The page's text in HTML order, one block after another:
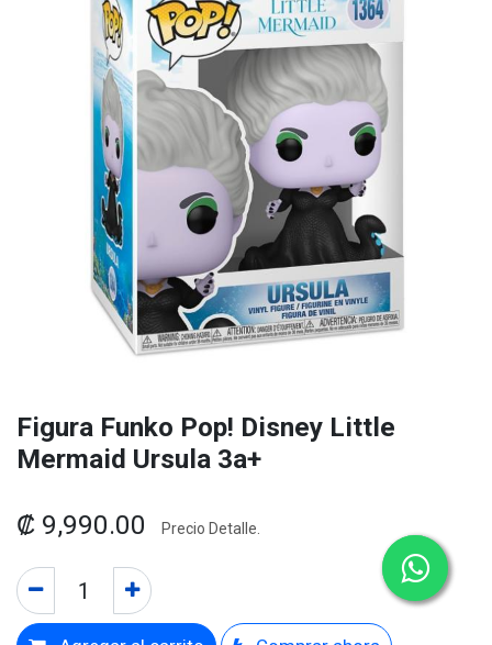
Figura Funko Pop! Disney Little
Mermaid Ursula 3a+
₡ 9,990.00 Precio Detalle.